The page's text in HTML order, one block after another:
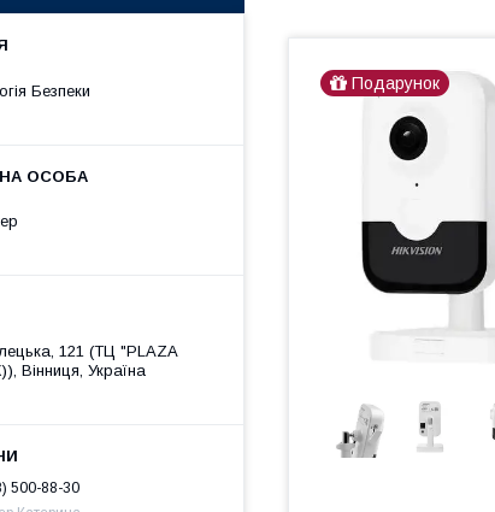
Подарунок
Безпеки
121 (ТЦ "PLAZA
Вінниця, Україна
500-88-30